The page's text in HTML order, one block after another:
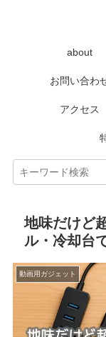
about
お問い合わ
アクセス
地味だけど
ル・冷却台
動画用ガジェット